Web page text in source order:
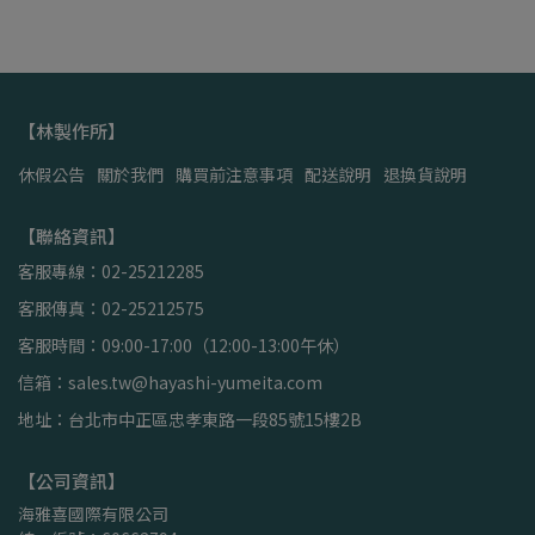
【林製作所】
休假公告 關於我們 購買前注意事項 配送說明 退換貨說明
【聯絡資訊】
客服專線：02-25212285
客服傳真：02-25212575
客服時間：09:00-17:00（12:00-13:00午休）
信箱：sales.tw@hayashi-yumeita.com
地址：台北市中正區忠孝東路一段85號15樓2B
【公司資訊】
海雅喜國際有限公司